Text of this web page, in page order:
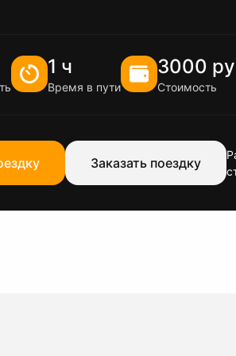
1 ч
Время в пути
3000
Стоимость
Заказать поездку